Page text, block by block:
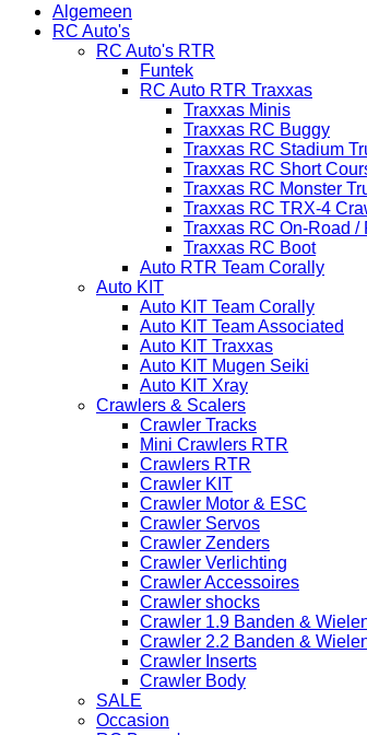
Algemeen
RC Auto's
RC Auto's RTR
Funtek
RC Auto RTR Traxxas
Traxxas Minis
Traxxas RC Buggy
Traxxas RC Stadium
Traxxas RC Short
Traxxas RC Monster
Traxxas RC TRX-4
Traxxas RC On-Road /
Traxxas RC Boot
Auto RTR Team Corally
Auto KIT
Auto KIT Team Corally
Auto KIT Team Associated
Auto KIT Traxxas
Auto KIT Mugen Seiki
Auto KIT Xray
Crawlers & Scalers
Crawler Tracks
Mini Crawlers RTR
Crawlers RTR
Crawler KIT
Crawler Motor & ESC
Crawler Servos
Crawler Zenders
Crawler Verlichting
Crawler Accessoires
Crawler shocks
Crawler 1.9 Banden &
Crawler 2.2 Banden &
Crawler Inserts
Crawler Body
SALE
Occasion